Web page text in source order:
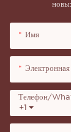
Имя
+1
Телефон/